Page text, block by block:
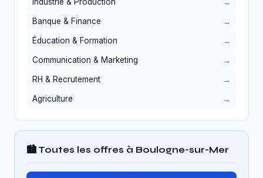
Banque & Finance
Éducation & Formation
Communication & Marketing
RH & Recrutement
Agriculture
🏙️ Toutes les offres à Boulogne-sur-Mer